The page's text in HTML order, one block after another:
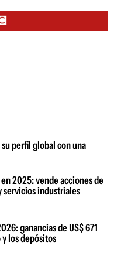
perfil global con una
2025: vende acciones de
servicios industriales
ganancias de US$ 671
los depósitos